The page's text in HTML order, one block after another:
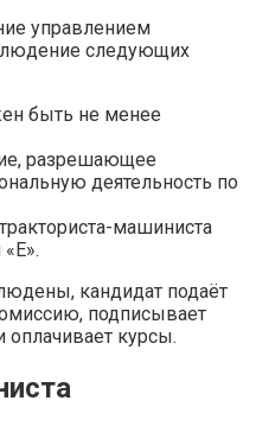
управлением
следующих
быть не менее
разрешающее
деятельность по
машиниста
кандидат подаёт
подписывает
курсы.